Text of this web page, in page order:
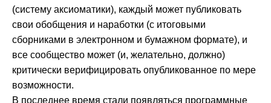
(систему аксиоматики), каждый может публиковать
свои обобщения и наработки (с итоговыми
сборниками в электронном и бумажном формате), и
все сообщество может (и, желательно, должно)
критически верифицировать опубликованное по мере
возможности.
В последнее время стали появляться программные